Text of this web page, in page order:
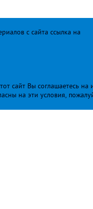
с сайта ссылка на
сайт Вы соглашаетесь
на эти условия,